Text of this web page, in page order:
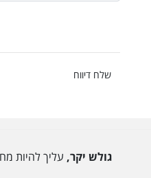
שלח דיווח
גולש יקר, עליך להיות